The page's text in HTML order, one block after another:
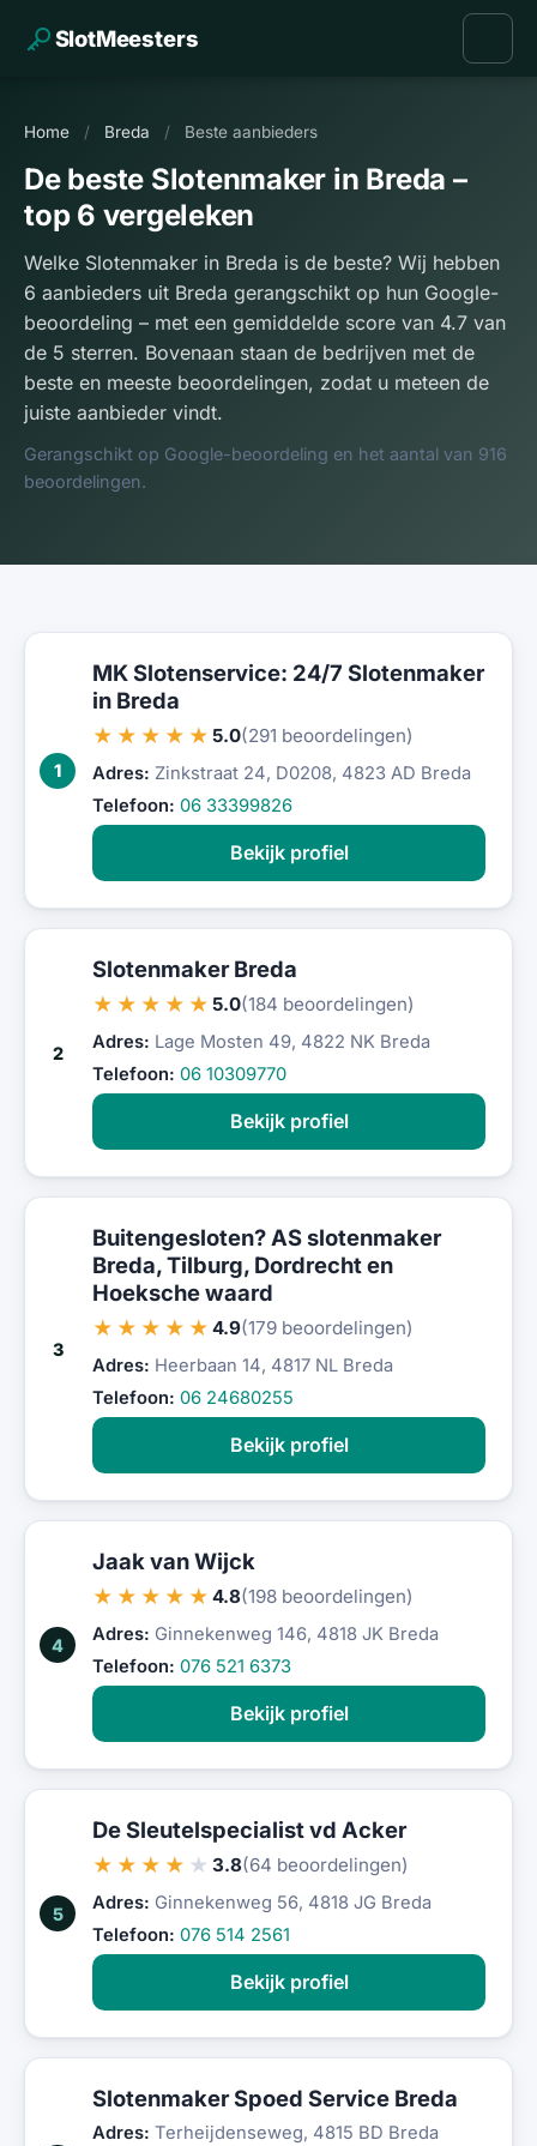
SlotMeesters
Home / Breda / Beste aanbieders
De beste Slotenmaker in Breda –
top 6 vergeleken
Welke Slotenmaker in Breda is de beste? Wij hebben
6 aanbieders uit Breda gerangschikt op hun Google-
beoordeling – met een gemiddelde score van 4.7 van
de 5 sterren. Bovenaan staan de bedrijven met de
beste en meeste beoordelingen, zodat u meteen de
juiste aanbieder vindt.
Gerangschikt op Google-beoordeling en het aantal van 916
beoordelingen.
1
MK Slotenservice: 24/7 Slotenmaker
in Breda
★★★★★ 5.0(291 beoordelingen)
Adres: Zinkstraat 24, D0208, 4823 AD Breda
Telefoon: 06 33399826
Bekijk profiel
2
Slotenmaker Breda
★★★★★ 5.0(184 beoordelingen)
Adres: Lage Mosten 49, 4822 NK Breda
Telefoon: 06 10309770
Bekijk profiel
3
Buitengesloten? AS slotenmaker
Breda, Tilburg, Dordrecht en
Hoeksche waard
★★★★★ 4.9(179 beoordelingen)
Adres: Heerbaan 14, 4817 NL Breda
Telefoon: 06 24680255
Bekijk profiel
4
Jaak van Wijck
★★★★★ 4.8(198 beoordelingen)
Adres: Ginnekenweg 146, 4818 JK Breda
Telefoon: 076 521 6373
Bekijk profiel
5
De Sleutelspecialist vd Acker
★★★★★ 3.8(64 beoordelingen)
Adres: Ginnekenweg 56, 4818 JG Breda
Telefoon: 076 514 2561
Bekijk profiel
Slotenmaker Spoed Service Breda
Adres: Terheijdenseweg, 4815 BD Breda